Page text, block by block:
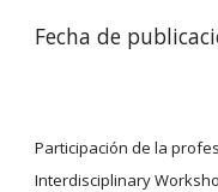
Fecha de
Participación de la
Interdisciplinary